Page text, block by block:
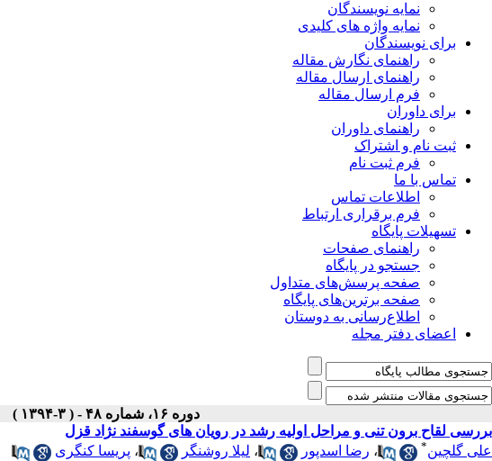
نمایه نویسندگان
نمایه واژه های کلیدی
برای نویسندگان
راهنمای نگارش مقاله
راهنمای ارسال مقاله
فرم ارسال مقاله
برای داوران
راهنمای داوران
ثبت نام و اشتراک
فرم ثبت نام
تماس با ما
اطلاعات تماس
فرم برقراری ارتباط
تسهیلات پایگاه
راهنمای صفحات
جستجو در پایگاه
صفحه پرسش‌های متداول
صفحه برترین‌های پایگاه
اطلاع‌رسانی به دوستان
اعضای دفتر مجله
دوره ۱۶، شماره ۴۸ - ( ۳-۱۳۹۴ )
بررسی لقاح برون تنی و مراحل اولیه رشد در رویان های گوسفند نژاد قزل
علی گلچین* ، رضا اسدپور ، لیلا روشنگر ، پریسا کنگری